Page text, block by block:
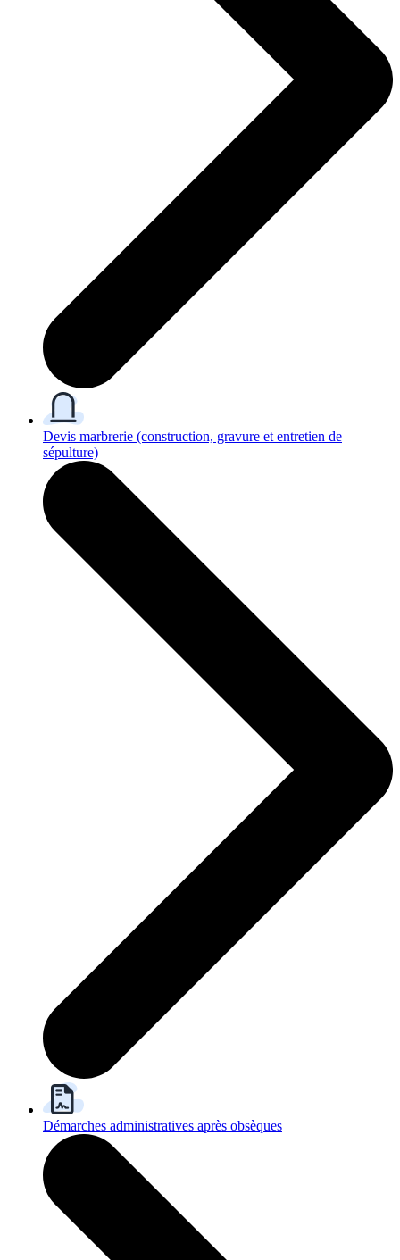
Devis marbrerie (construction, gravure et entretien de
sépulture)
Démarches administratives après obsèques